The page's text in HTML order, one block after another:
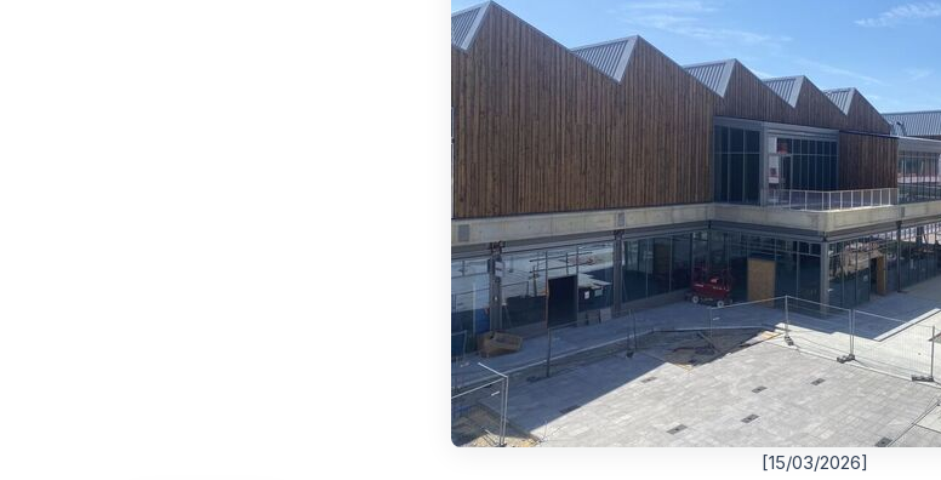
[15/03/2026]